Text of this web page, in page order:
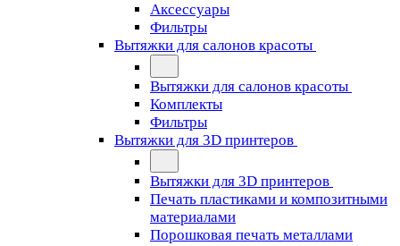
Аксессуары
Фильтры
Вытяжки для салонов красоты
Вытяжки для салонов красоты
Комплекты
Фильтры
Вытяжки для 3D принтеров
Вытяжки для 3D принтеров
Печать пластиками и композитными
материалами
Порошковая печать металлами